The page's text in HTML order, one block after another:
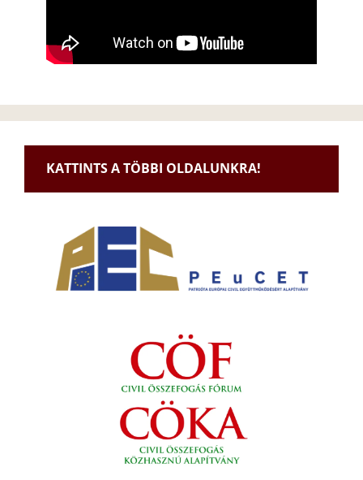
KATTINTS A TÖBBI OLDALUNKRA!